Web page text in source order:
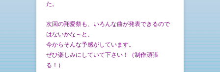
た。
次回の翔愛祭も、いろんな曲が発表できるので
はないかな～と、
今からそんな予感がしています。
ぜひ楽しみにしていて下さい！（制作頑張
る！）